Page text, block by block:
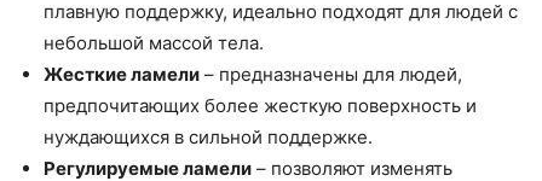
плавную поддержку, идеально подходят для людей с
небольшой массой тела.
Жесткие ламели – предназначены для людей,
предпочитающих более жесткую поверхность и
нуждающихся в сильной поддержке.
Регулируемые ламели – позволяют изменять